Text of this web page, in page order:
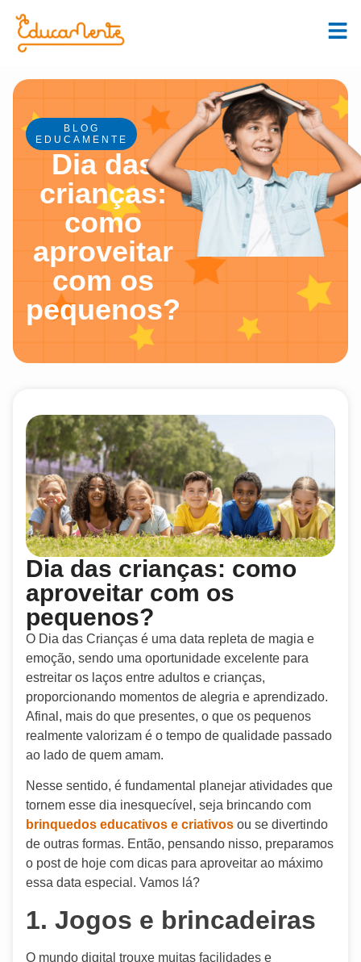
BLOG
EDUCAMENTE
Dia das
crianças:
como
aproveitar
com os
pequenos?
Dia das crianças: como
aproveitar com os
pequenos?
O Dia das Crianças é uma data repleta de magia e
emoção, sendo uma oportunidade excelente para
estreitar os laços entre adultos e crianças,
proporcionando momentos de alegria e aprendizado.
Afinal, mais do que presentes, o que os pequenos
realmente valorizam é o tempo de qualidade passado
ao lado de quem amam.
Nesse sentido, é fundamental planejar atividades que
tornem esse dia inesquecível, seja brincando com
brinquedos educativos e criativos ou se divertindo
de outras formas. Então, pensando nisso, preparamos
o post de hoje com dicas para aproveitar ao máximo
essa data especial. Vamos lá?
1. Jogos e brincadeiras
O mundo digital trouxe muitas facilidades e